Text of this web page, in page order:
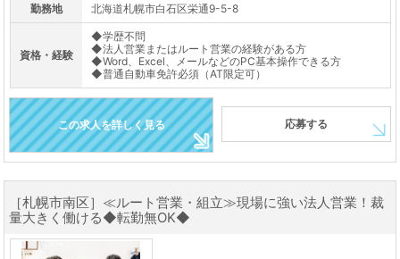
勤務地 北海道札幌市白石区栄通9-5-8
資格・経験
◆学歴不問
◆法人営業またはルート営業の経験がある方
◆Word、Excel、メールなどのPC基本操作できる方
◆普通自動車免許必須（AT限定可）
この求人を詳しく見る 応募する
［札幌市南区］≪ルート営業・組立≫現場に強い法人営業！裁
量大きく働ける◆転勤無OK◆